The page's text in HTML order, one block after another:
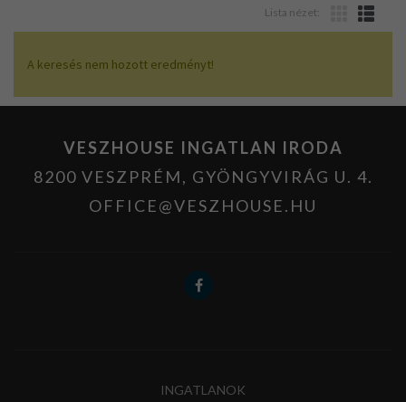
Lista nézet:
A keresés nem hozott eredményt!
VESZHOUSE INGATLAN IRODA
8200 VESZPRÉM, GYÖNGYVIRÁG U. 4.
OFFICE@VESZHOUSE.HU
INGATLANOK